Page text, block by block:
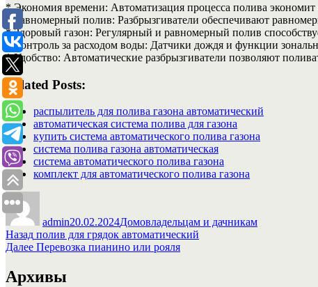
* Экономия времени: Автоматизация процесса полива
* Равномерный полив: Разбрызгиватели обеспечивают
* Здоровый газон: Регулярный и равномерный полив
* Контроль за расходом воды: Датчики дождя и функции
* Удобство: Автоматические разбрызгиватели позволяют
Related Posts:
распылитель для полива газона автоматический
автоматическая система полива для газона
купить система автоматического полива газона
система полива газона автоматическая
система автоматического полива газона
комплект для автоматического полива газона
admin20.02.2024Домовладельцам и дачникам
Навигация
по
записям
Назад Предыдущая
запись:
полив для грядок автоматический
Далее Следующая
Перевозка пианино или рояля
Архивы